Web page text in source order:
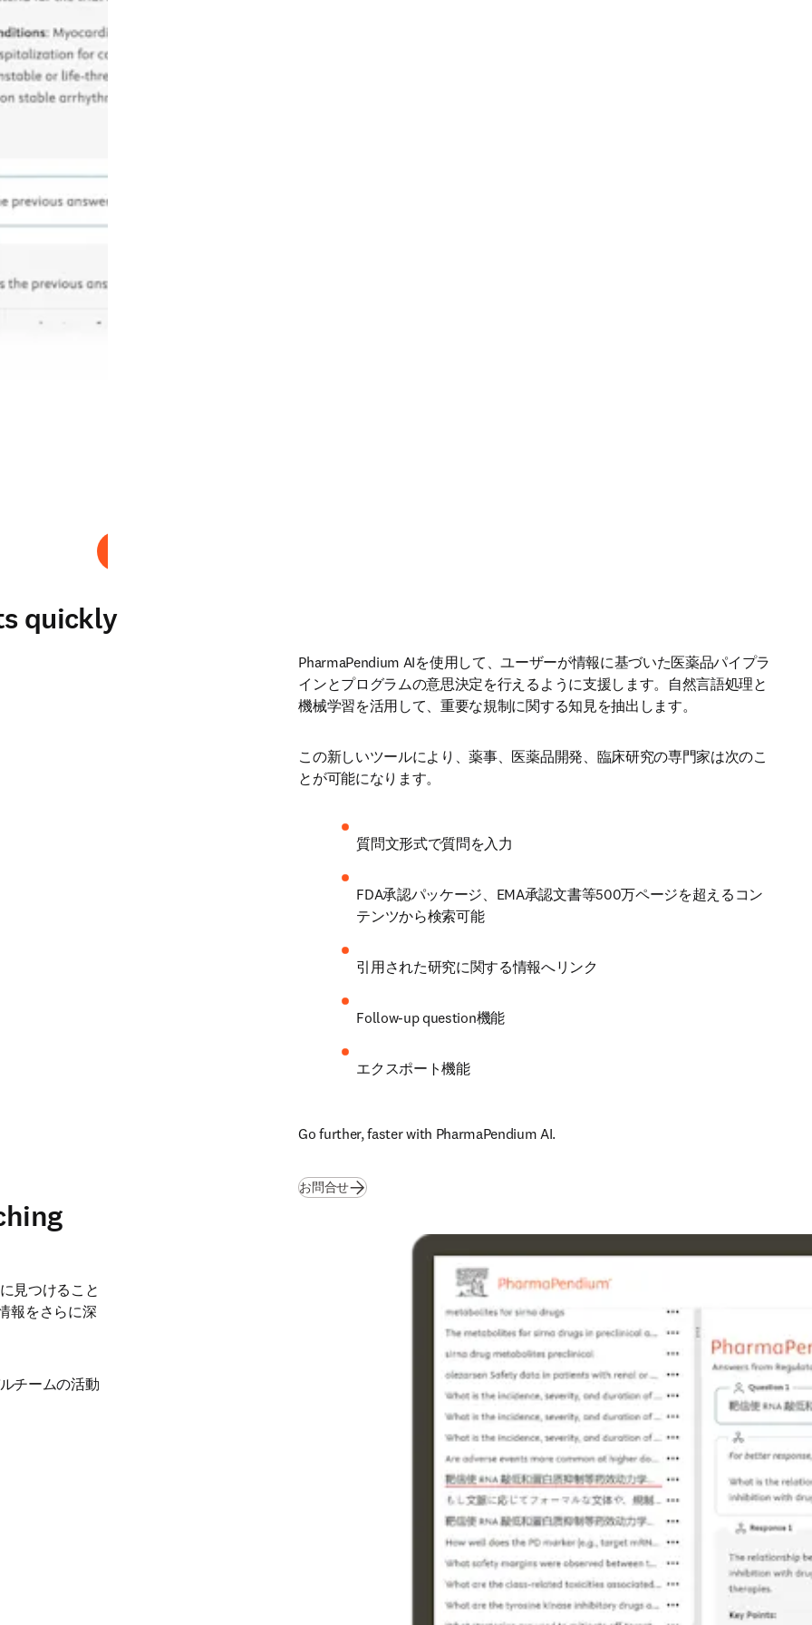
quickly
PharmaPendium AIを使用して、ユーザーが情報に基づいた医薬品パイプラ
インとプログラムの意思決定を行えるように支援します。自然言語処理と
機械学習を活用して、重要な規制に関する知見を抽出します。
この新しいツールにより、薬事、医薬品開発、臨床研究の専門家は次のこ
とが可能になります。
質問文形式で質問を入力
FDA承認パッケージ、EMA承認文書等500万ページを超えるコン
テンツから検索可能
引用された研究に関する情報へリンク
Follow-up question機能
エクスポート機能
Go further, faster with PharmaPendium AI.
お問合せ
見つけること
報をさらに深
チームの活動